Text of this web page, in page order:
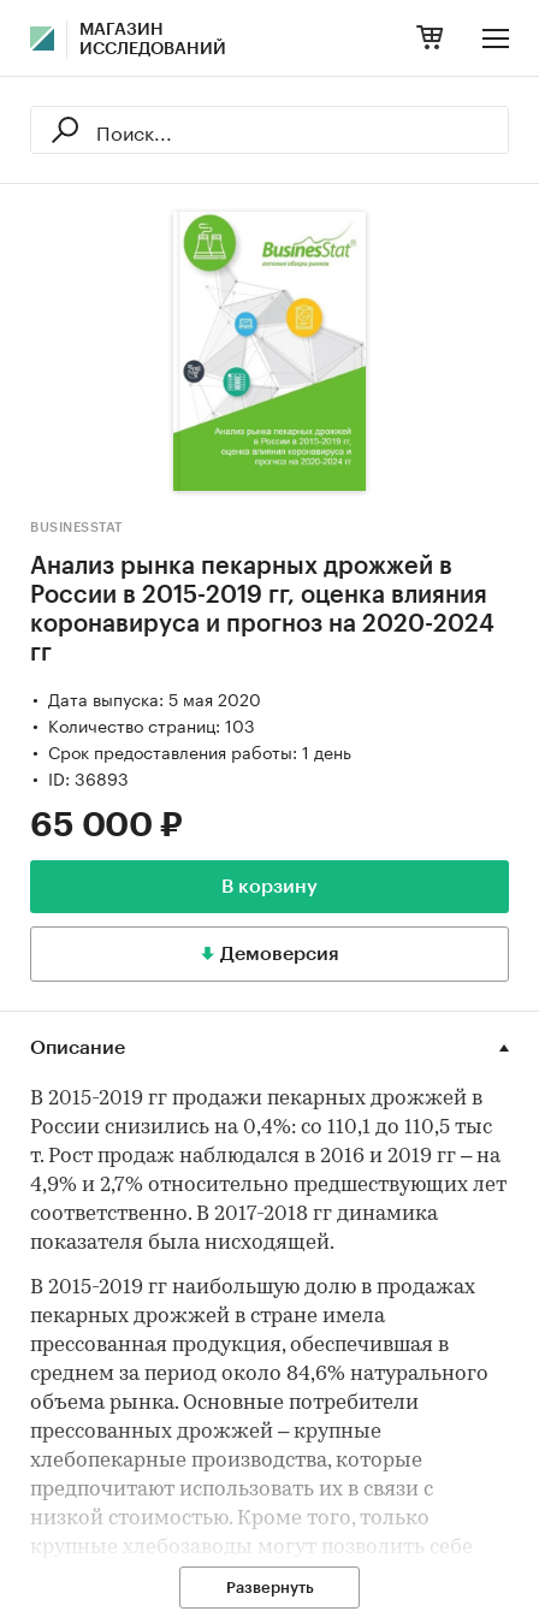
МАГАЗИН
ИССЛЕДОВАНИЙ
BUSINESSTAT
Анализ рынка пекарных дрожжей в
России в 2015-2019 гг, оценка влияния
коронавируса и прогноз на 2020-2024
гг
Дата выпуска: 5 мая 2020
Количество страниц: 103
Срок предоставления работы: 1 день
ID: 36893
65 000 ₽
В корзину
Демоверсия
Описание
В 2015-2019 гг продажи пекарных дрожжей в
России снизились на 0,4%: со 110,1 до 110,5 тыс
т. Рост продаж наблюдался в 2016 и 2019 гг – на
4,9% и 2,7% относительно предшествующих лет
соответственно. В 2017-2018 гг динамика
показателя была нисходящей.
В 2015-2019 гг наибольшую долю в продажах
пекарных дрожжей в стране имела
прессованная продукция, обеспечившая в
среднем за период около 84,6% натурального
объема рынка. Основные потребители
прессованных дрожжей – крупные
хлебопекарные производства, которые
предпочитают использовать их в связи с
низкой стоимостью. Кроме того, только
крупные хлебозаводы могут позволить себе
дрожжей и хранить их при определенной
Развернуть